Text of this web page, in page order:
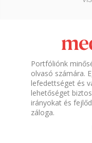
Portfóliónk
olvasó számára.
lefedettséget és
lehetőséget
irányokat és
záloga.